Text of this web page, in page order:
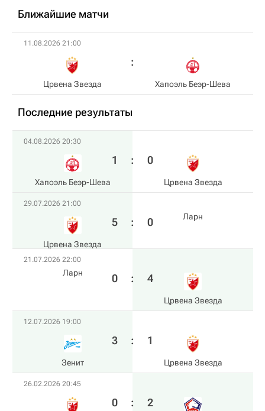
Ближайшие матчи
11.08.2026 21:00
Црвена Звезда Хапоэль Беэр-Шева
Последние результаты
04.08.2026 20:30
Хапоэль Беэр-Шева
1 : 0
Црвена Звезда
29.07.2026 21:00
Црвена Звезда
5 : 0 Ларн
21.07.2026 22:00
Ларн 0 : 4
Црвена Звезда
12.07.2026 19:00
Зенит
3 : 1
Црвена Звезда
26.02.2026 20:45
0 : 2